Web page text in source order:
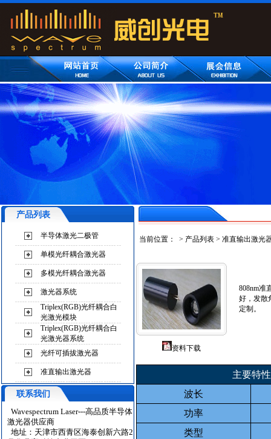
产品列表
半导体激光二极管
单模光纤耦合激光器
多模光纤耦合激光器
激光器系统
Triplex(RGB)光纤耦合白
光激光模块
Triplex(RGB)光纤耦合白
光激光器系统
光纤可插拔激光器
准直输出激光器
联系我们
Wavespectrum Laser---高品质半导体
激光器供应商
地址：天津市西青区海泰创新六路2
当前位置： > 产品列表 > 准直输出激光
808nm准
好，发散
定制。
资料下载
主要特性
波长
功率
类型